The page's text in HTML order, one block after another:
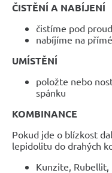
ČISTĚNÍ A NABÍJENÍ
čistíme pod
nabíjíme na
UMÍSTĚNÍ
položte nebo
spánku
KOMBINANCE
Pokud jde o blízkost
lepidolitu do drahých
Kunzite, Rubellit,